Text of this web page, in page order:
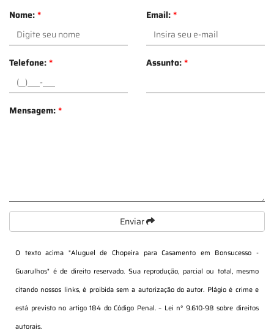
Nome:* Email:*
Telefone:* Assunto:*
Mensagem:*
Enviar
O texto acima "Aluguel de Chopeira para Casamento em Bonsucesso -
Guarulhos" é de direito reservado. Sua reprodução, parcial ou total, mesmo
citando nossos links, é proibida sem a autorização do autor. Plágio é crime e
está previsto no artigo 184 do Código Penal. – Lei n° 9.610-98 sobre direitos
autorais.